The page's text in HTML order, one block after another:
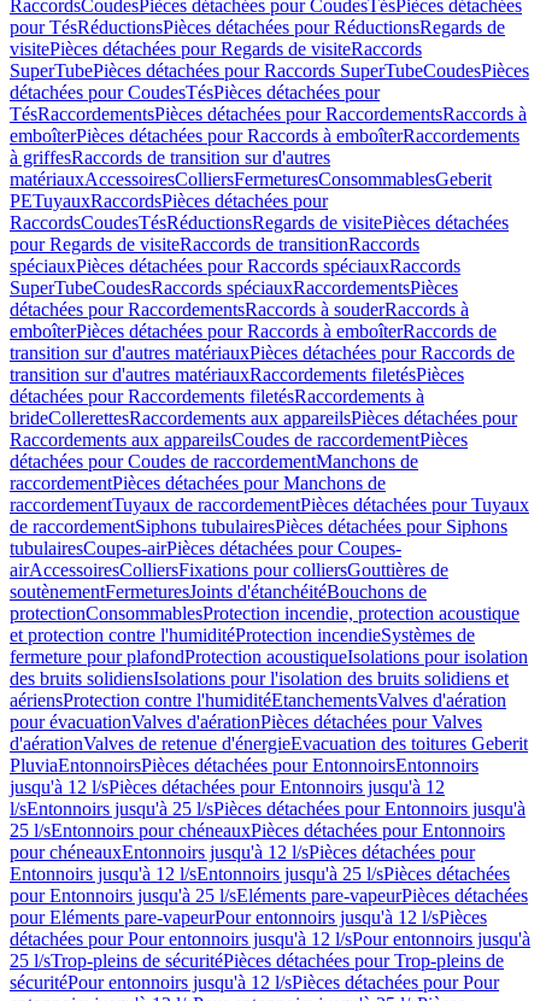
RaccordsCoudesPièces détachées pour CoudesTésPièces détachées
pour TésRéductionsPièces détachées pour RéductionsRegards de
visitePièces détachées pour Regards de visiteRaccords
SuperTubePièces détachées pour Raccords SuperTubeCoudesPièces
détachées pour CoudesTésPièces détachées pour
TésRaccordementsPièces détachées pour RaccordementsRaccords à
emboîterPièces détachées pour Raccords à emboîterRaccordements
à griffesRaccords de transition sur d'autres
matériauxAccessoiresColliersFermeturesConsommablesGeberit
PETuyauxRaccordsPièces détachées pour
RaccordsCoudesTésRéductionsRegards de visitePièces détachées
pour Regards de visiteRaccords de transitionRaccords
spéciauxPièces détachées pour Raccords spéciauxRaccords
SuperTubeCoudesRaccords spéciauxRaccordementsPièces
détachées pour RaccordementsRaccords à souderRaccords à
emboîterPièces détachées pour Raccords à emboîterRaccords de
transition sur d'autres matériauxPièces détachées pour Raccords de
transition sur d'autres matériauxRaccordements filetésPièces
détachées pour Raccordements filetésRaccordements à
brideCollerettesRaccordements aux appareilsPièces détachées pour
Raccordements aux appareilsCoudes de raccordementPièces
détachées pour Coudes de raccordementManchons de
raccordementPièces détachées pour Manchons de
raccordementTuyaux de raccordementPièces détachées pour Tuyaux
de raccordementSiphons tubulairesPièces détachées pour Siphons
tubulairesCoupes-airPièces détachées pour Coupes-
airAccessoiresColliersFixations pour colliersGouttières de
soutènementFermeturesJoints d'étanchéitéBouchons de
protectionConsommablesProtection incendie, protection acoustique
et protection contre l'humiditéProtection incendieSystèmes de
fermeture pour plafondProtection acoustiqueIsolations pour isolation
des bruits solidiensIsolations pour l'isolation des bruits solidiens et
aériensProtection contre l'humiditéEtanchementsValves d'aération
pour évacuationValves d'aérationPièces détachées pour Valves
d'aérationValves de retenue d'énergieEvacuation des toitures Geberit
PluviaEntonnoirsPièces détachées pour EntonnoirsEntonnoirs
jusqu'à 12 l/sPièces détachées pour Entonnoirs jusqu'à 12
l/sEntonnoirs jusqu'à 25 l/sPièces détachées pour Entonnoirs jusqu'à
25 l/sEntonnoirs pour chéneauxPièces détachées pour Entonnoirs
pour chéneauxEntonnoirs jusqu'à 12 l/sPièces détachées pour
Entonnoirs jusqu'à 12 l/sEntonnoirs jusqu'à 25 l/sPièces détachées
pour Entonnoirs jusqu'à 25 l/sEléments pare-vapeurPièces détachées
pour Eléments pare-vapeurPour entonnoirs jusqu'à 12 l/sPièces
détachées pour Pour entonnoirs jusqu'à 12 l/sPour entonnoirs jusqu'à
25 l/sTrop-pleins de sécuritéPièces détachées pour Trop-pleins de
sécuritéPour entonnoirs jusqu'à 12 l/sPièces détachées pour Pour